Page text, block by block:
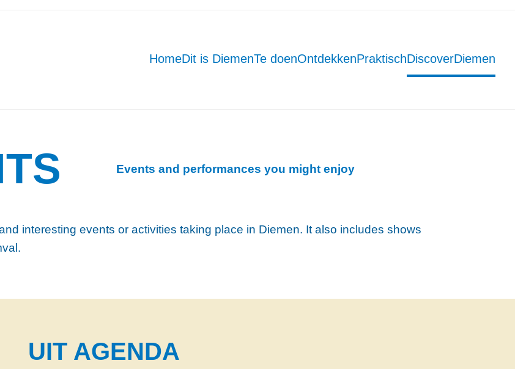
HomeDit is DiemenTe doenOntdekkenPraktischDiscoverDiemen
Events and performances you might enjoy
interesting events or activities taking place in Diemen. It also includes shows
UIT AGENDA